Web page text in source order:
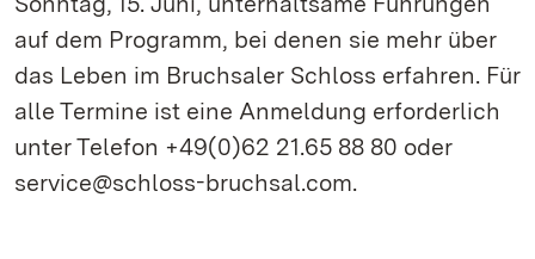
auf dem Programm, bei denen sie mehr über
das Leben im Bruchsaler Schloss erfahren. Für
alle Termine ist eine Anmeldung erforderlich
unter Telefon +49(0)62 21.65 88 80 oder
service@schloss-bruchsal.com.